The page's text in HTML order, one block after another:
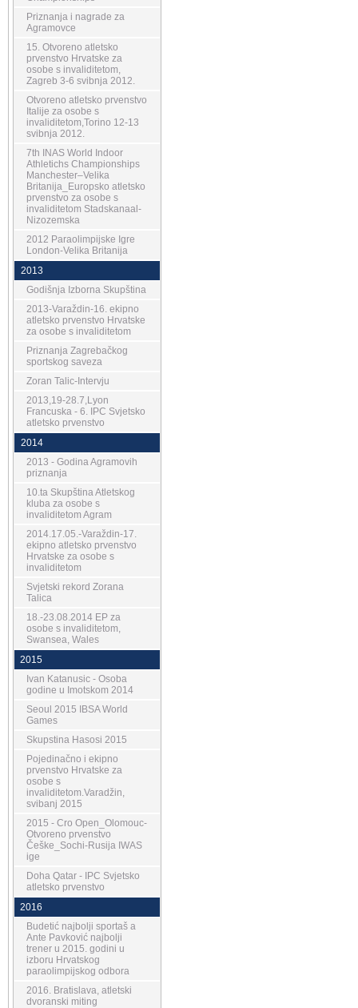
Priznanja i nagrade za
Agramovce
15. Otvoreno atletsko
prvenstvo Hrvatske za
osobe s invaliditetom,
Zagreb 3-6 svibnja 2012.
Otvoreno atletsko prvenstvo
Italije za osobe s
invaliditetom,Torino 12-13
svibnja 2012.
7th INAS World Indoor
Athletichs Championships
Manchester–Velika
Britanija_Europsko atletsko
prvenstvo za osobe s
invaliditetom Stadskanaal-
Nizozemska
2012 Paraolimpijske Igre
London-Velika Britanija
2013
Godišnja Izborna Skupština
2013-Varaždin-16. ekipno
atletsko prvenstvo Hrvatske
za osobe s invaliditetom
Priznanja Zagrebačkog
sportskog saveza
Zoran Talic-Intervju
2013,19-28.7,Lyon
Francuska - 6. IPC Svjetsko
atletsko prvenstvo
2014
2013 - Godina Agramovih
priznanja
10.ta Skupština Atletskog
kluba za osobe s
invaliditetom Agram
2014.17.05.-Varaždin-17.
ekipno atletsko prvenstvo
Hrvatske za osobe s
invaliditetom
Svjetski rekord Zorana
Talica
18.-23.08.2014 EP za
osobe s invaliditetom,
Swansea, Wales
2015
Ivan Katanusic - Osoba
godine u Imotskom 2014
Seoul 2015 IBSA World
Games
Skupstina Hasosi 2015
Pojedinačno i ekipno
prvenstvo Hrvatske za
osobe s
invaliditetom.Varadžin,
svibanj 2015
2015 - Cro Open_Olomouc-
Otvoreno prvenstvo
Češke_Sochi-Rusija IWAS
ige
Doha Qatar - IPC Svjetsko
atletsko prvenstvo
2016
Budetić najbolji sportaš a
Ante Pavković najbolji
trener u 2015. godini u
izboru Hrvatskog
paraolimpijskog odbora
2016. Bratislava, atletski
dvoranski miting